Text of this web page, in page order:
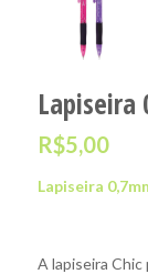
Lapiseira
R$5,00
Lapiseira
A lapiseira Chic